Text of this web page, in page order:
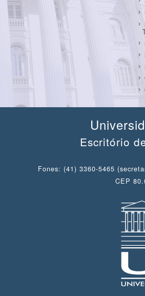
Escritório
Fones: (41) 3360-5465
CEP